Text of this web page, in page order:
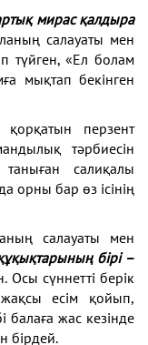
мирас қалдыра
салауаты мен
түйген, «Ел болам
мықтап бекінген
перзент
тәрбиесін
салиқалы
орны бар өз ісінің
салауаты мен
бірі –
Осы сүннетті берік
есім қойып,
балаға жас кезінде
бірдей.